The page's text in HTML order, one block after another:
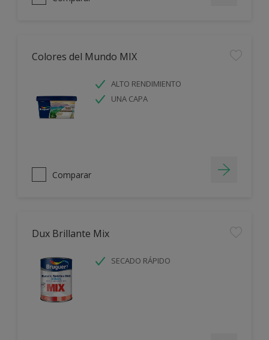
Colores del Mundo MIX
ALTO RENDIMIENTO
UNA CAPA
Comparar
Dux Brillante Mix
SECADO RÁPIDO